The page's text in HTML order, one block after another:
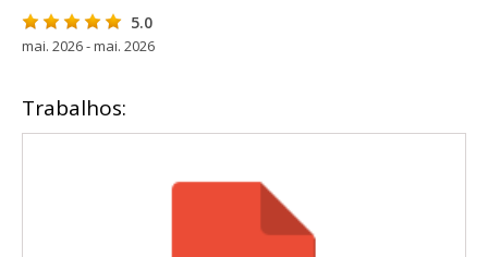
5.0
mai. 2026 - mai. 2026
Trabalhos: